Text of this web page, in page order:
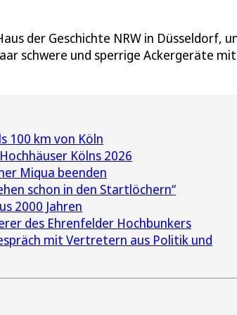
der Geschichte NRW in Düsseldorf,
schwere und sperrige Ackergeräte mit
100 km von Köln
Kölns 2026
Miqua beenden
schon in den Startlöchern“
2000 Jahren
des Ehrenfelder Hochbunkers
mit Vertretern aus Politik und